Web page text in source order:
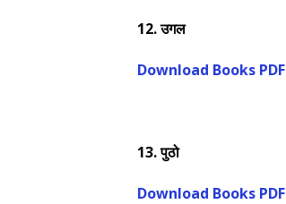
12.उगल
Download Books PDF
13.पुठो
Download Books PDF